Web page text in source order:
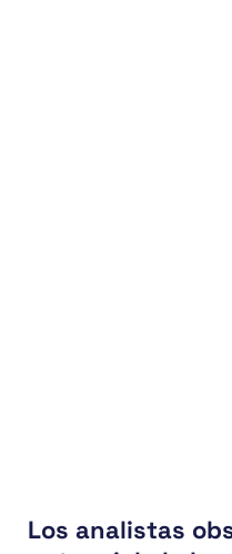
Los analistas